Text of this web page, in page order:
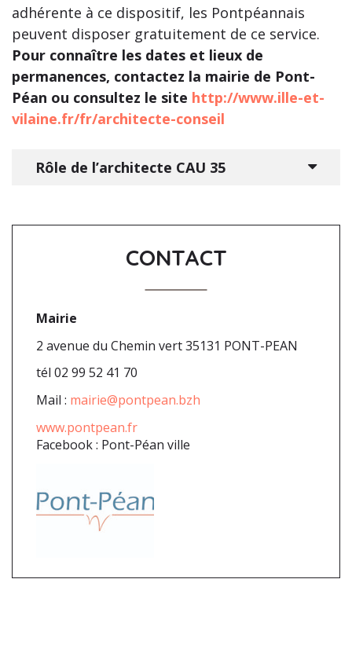
adhérente à ce dispositif, les Pontpéannais
peuvent disposer gratuitement de ce service.
Pour connaître les dates et lieux de
permanences, contactez la mairie de Pont-
Péan ou consultez le site http://www.ille-et-
vilaine.fr/fr/architecte-conseil
Rôle de l’architecte CAU 35
CONTACT
Mairie
2 avenue du Chemin vert 35131 PONT-PEAN
tél 02 99 52 41 70
Mail : mairie@pontpean.bzh
www.pontpean.fr
Facebook : Pont-Péan ville